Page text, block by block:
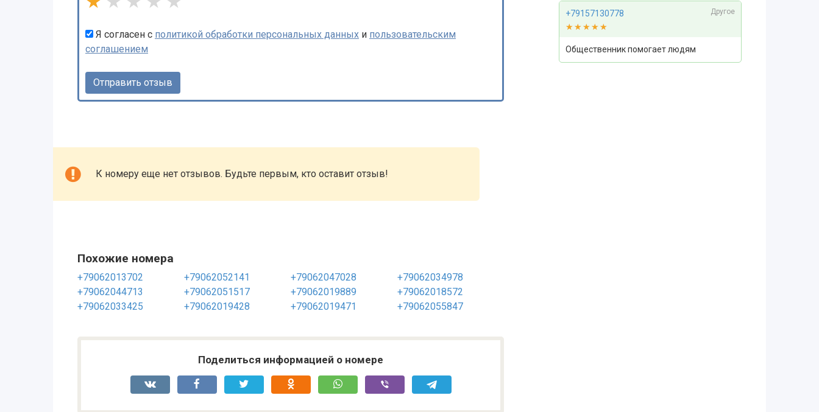
Я согласен с политикой обработки персональных данных и пользовательским
соглашением
К номеру еще нет отзывов. Будьте первым, кто оставит отзыв!
Похожие номера
+79062013702 +79062052141 +79062047028
+79062034978
+79062044713
+79062051517 +79062019889
+79062018572
+79062033425
+79062019428 +79062019471 +79062055847
Поделиться информацией о номере
+79157130778 Другое
★★★★★
★★★★★
Общественник помогает людям